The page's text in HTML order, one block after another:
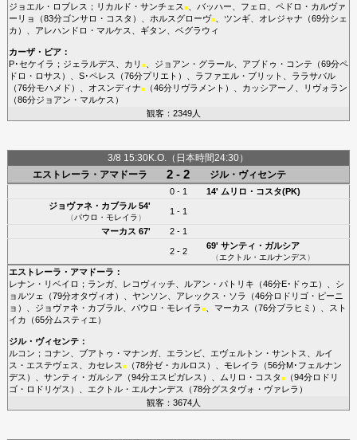
ジョエル・ロブレス ； リカルド・サンチェス ■、 バッハー フェロ
ペドロ・カルヴァ
ーリョ
（83分ゴンサロ・コスタ ）、 ホルスグローヴ■、 ツンギ、 オレジャナ （69分シェ
カ ）、 アレハンドロ・マルケス ギタン ベグラウィ
カーザ・ピア：
P･セケイラ ； ジェラルデス カリ ■、 ジョアン・グラール、 アブドゥ・コンテ （69分ペ
ドロ・ロサス ）、 S･ペレス （76分プリエト ）、 ラファエル・ブリット
ララサバル
（76分モハメド ）、 オスンディナ■（46分リヴラメント ）、 カッシアーノ
リヴォラン
（86分ジョアン・マルケス ）
観客：2349人
3/8 15:30K.O.（日本時間24:30）
エストレーラ・アマドーラ
2 - 2 ジル・ヴィセンテ
0 - 1 14' ムリロ・コスタ(PK)
ジョヴァネ・カブラル54'
（パウロ・モレイラ）
1 - 1
マーカス 67' 2 - 1
2 - 2
69' サンティ・ガルシア
（エクトル・エルナンデス ）
エストレーラ・アマドーラ ：
レナン・リベイロ ； ランガ、 レコヴィッチ ルアン・パトリキ （46分E･ドゥエ ）、 シ
ョルツェ
（79分オタヴィオ ）、 ヤンソン アレックス・ソラ （46分ロドリゴ・ピーニ
ョ ）、 ジョヴァネ・カブラル、 パウロ・モレイラ ■、 マーカス （76分ブラヒミ ）、 スト
イカ （65分ムスティエ ）
ジル・ヴィセンテ：
ルコン ； コナン ブアトゥ・マナンガ、 エランビ、 エヴェルトン・サントス
ルイ
ス・エステヴェス
カセレス ■（78分ゼ・カルロス ）、 モレイラ （56分M･フェルナン
デス ）、 サンティ・ガルシア （94分エスピガレス ）、 ムリロ・コスタ ■（94分ロドリ
ゴ・ロドリゲス ）、 エクトル・エルナンデス （78分グスタヴォ・ヴァレラ ）
観客：3674人